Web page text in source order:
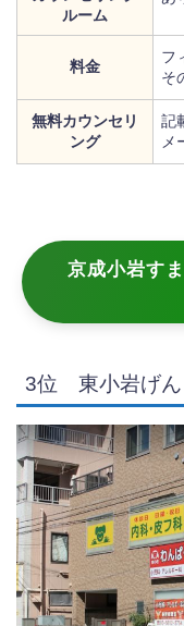
ルーム
料金
フ
そ
無料カウンセリ
ング
記
メ
京成小岩す
3位 東小岩げん